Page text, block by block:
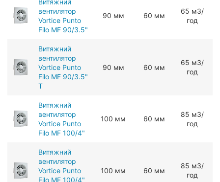
Витяжний
вентилятор
Vortice Punto
Filo MF 90/3.5"
90 мм 60 мм
65 мЗ/
год
Витяжний
вентилятор
Vortice Punto
Filo MF 90/3.5"
T
90 мм 60 мм
65 мЗ/
год
Витяжний
вентилятор
Vortice Punto
Filo MF 100/4"
100 мм 60 мм
85 мЗ/
год
Витяжний
вентилятор
Vortice Punto
Filo MF 100/4"
100 мм 60 мм
85 мЗ/
год